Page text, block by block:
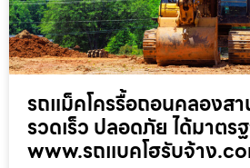
รถแม็คโครรื้อถอนคลองส
รวดเร็ว ปลอดภัย ได้มาตร
www.รถแบคโฮรับจ้าง